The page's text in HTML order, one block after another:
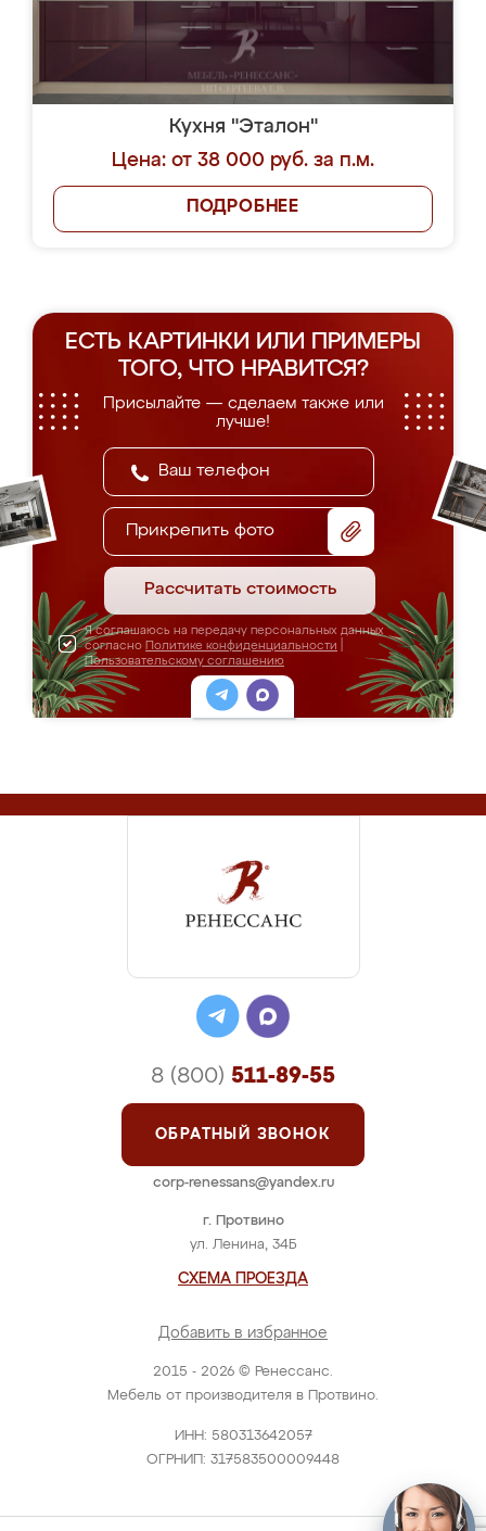
Кухня "Эталон"
Цена: от 38 000 руб. за п.м.
ПОДРОБНЕЕ
ЕСТЬ КАРТИНКИ ИЛИ ПРИМЕРЫ
ТОГО, ЧТО НРАВИТСЯ?
Присылайте — сделаем также или
лучше!
Прикрепить фото
Рассчитать стоимость
Я соглашаюсь на передачу персональных данных
согласно Политике конфиденциальности
Пользовательскому соглашению
2015 - 2026 © Ренессанс.
Мебель от производителя в Протвино.
ИНН: 580313642057
ОГРНИП: 317583500009448
г. Протвино
ул. Ленина, 34Б
СХЕМА ПРОЕЗДА
Добавить в избранное
8 (800) 511-89-55
ОБРАТНЫЙ ЗВОНОК
corp-renessans@yandex.ru